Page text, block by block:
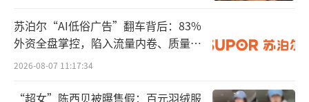
2020年，国家市场监督管理总局在《关于
加强网络直播营销活动监管的指导意见》中明
确要求，“网络直播中不得出现医药器械及保
苏泊尔“AI低俗广告”翻车背后：83%
外资全盘掌控，陷入流量内卷、质量频
发的负循环
2026-08-07 11:17:34
“超女”陈西贝被曝售假：百元羽绒服